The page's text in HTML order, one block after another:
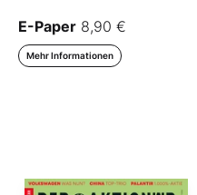
E-Paper 8,90 €
Mehr Informationen